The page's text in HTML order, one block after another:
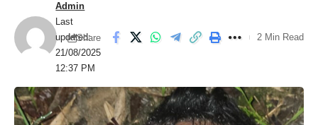
Last
updated:
21/08/2025
12:37 PM
Admin
Share 2 Min Read